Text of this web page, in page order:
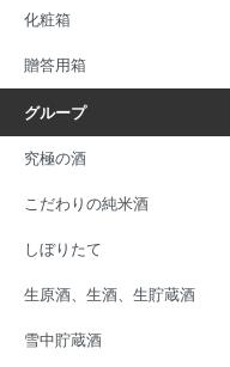
化粧箱
贈答用箱
グループ
究極の酒
こだわりの純米酒
しぼりたて
生原酒、生酒、生貯蔵酒
雪中貯蔵酒